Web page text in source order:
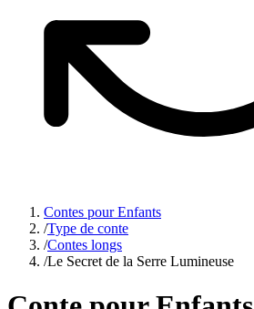
Contes pour Enfants
/Type de conte
/Contes longs
/Le Secret de la Serre Lumineuse